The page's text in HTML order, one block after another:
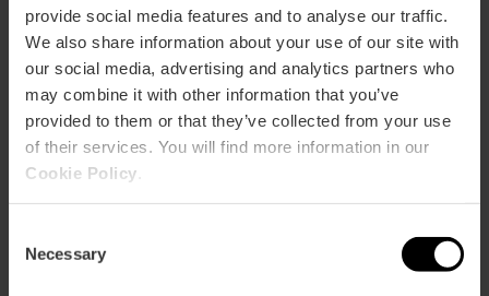
provide social media features and to analyse our traffic.
We also share information about your use of our site with
our social media, advertising and analytics partners who
may combine it with other information that you’ve
provided to them or that they’ve collected from your use
of their services. You will find more information in our
Cookie Policy
Selection
Necessary
08/08/2026 - 08/08/2026
se representa este
verano en València